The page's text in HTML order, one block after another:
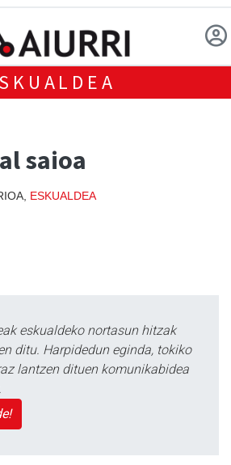
saioa
ESKUALDEA
eskualdeko nortasun hitzak
ditu. Harpidedun eginda, tokiko
lantzen dituen komunikabidea